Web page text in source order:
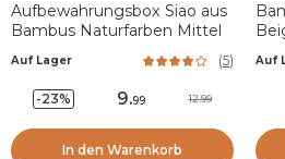
Aufbewahrungsbox Siao aus
Bambus Naturfarben Mittel
Auf Lager (5)
-23% 9.99 12.99
In den Warenkorb
Auf